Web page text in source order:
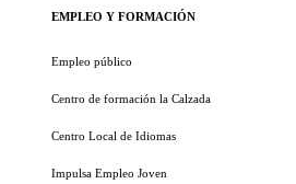
EMPLEO Y FORMACIÓN
Empleo público
Centro de formación la Calzada
Centro Local de Idiomas
Impulsa Empleo Joven